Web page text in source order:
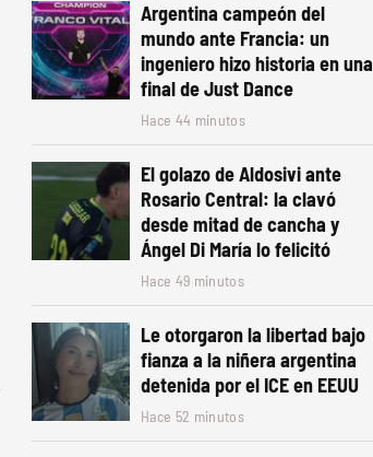
Argentina campeón del
mundo ante Francia: un
ingeniero hizo historia en una
final de Just Dance
Hace 44 minutos
El golazo de Aldosivi ante
Rosario Central: la clavó
desde mitad de cancha y
Ángel Di María lo felicitó
Hace 49 minutos
Le otorgaron la libertad bajo
fianza a la niñera argentina
detenida por el ICE en EEUU
Hace 52 minutos